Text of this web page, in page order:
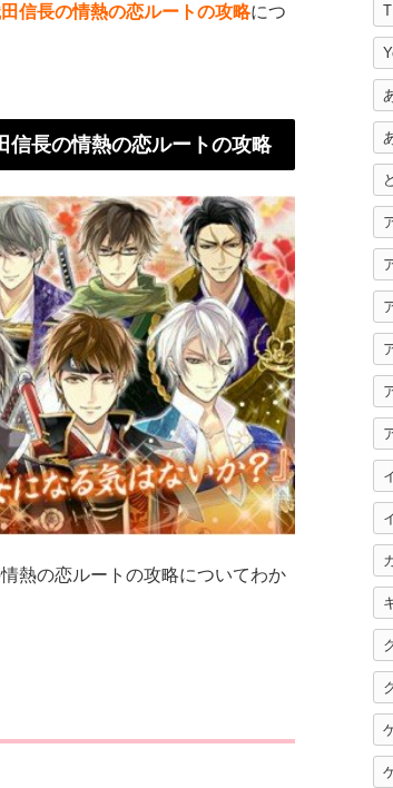
信長の情熱の恋ルートの攻略につ
信長の情熱の恋ルートの攻略
熱の恋ルートの攻略についてわか